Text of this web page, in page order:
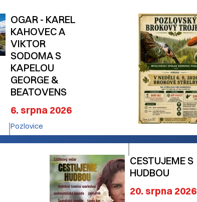
OGAR - KAREL
KAHOVEC A
VIKTOR
SODOMA S
KAPELOU
GEORGE &
BEATOVENS
6. srpna 2026
Pozlovice
CESTUJEME S
HUDBOU
20. srpna 2026